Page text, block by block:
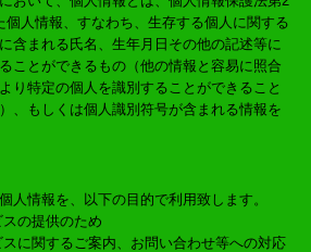
個人情報、すなわち、生存する個人に関する
含まれる氏名、生年月日その他の記述等に
ことができるもの（他の情報と容易に照合
り特定の個人を識別することができること
、もしくは個人識別符号が含まれる情報を
人情報を、以下の目的で利用致します。
スの提供のため
スに関するご案内、お問い合わせ等への対応